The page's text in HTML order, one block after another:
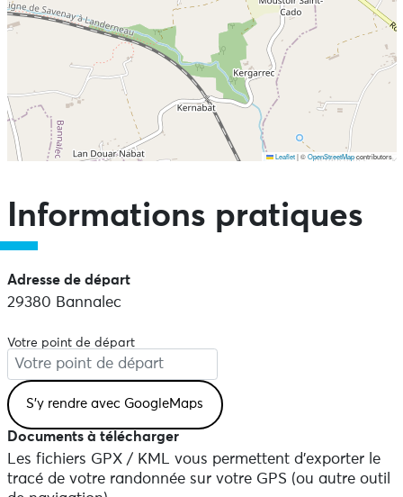
Leaflet |©OpenStreetMapcontributors
Informations pratiques
Adresse de départ
29380 Bannalec
Votre point de départ
Documents à télécharger
Les fichiers GPX / KML vous permettent d'exporter le
tracé de votre randonnée sur votre GPS (ou autre outil